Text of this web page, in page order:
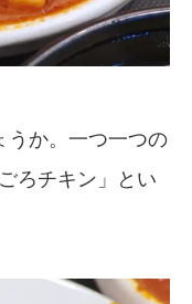
うか。一つ一つの
ろチキン」とい